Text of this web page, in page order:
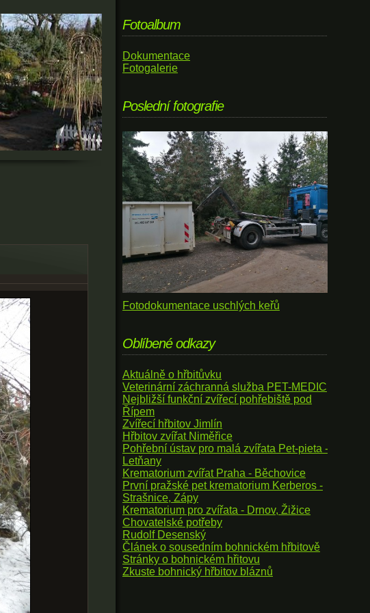
Fotoalbum
Dokumentace
Fotogalerie
Poslední fotografie
Fotodokumentace uschlých keřů
Oblíbené odkazy
Aktuálně o hřbitůvku
Veterinární záchranná služba PET-MEDIC
Nejbližší funkční zvířecí pohřebiště pod
Řípem
Zvířecí hřbitov Jimlín
Hřbitov zvířat Niměřice
Pohřební ústav pro malá zvířata Pet-pieta -
Letňany
Krematorium zvířat Praha - Běchovice
První pražské pet krematorium Kerberos -
Strašnice, Zápy
Krematorium pro zvířata - Drnov, Žižice
Chovatelské potřeby
Rudolf Desenský
Článek o sousedním bohnickém hřbitově
Stránky o bohnickém hřitovu
Zkuste bohnický hřbitov bláznů